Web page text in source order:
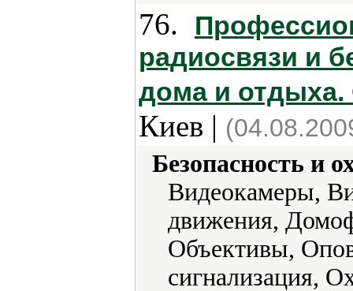
76.
радиосвязи и
дома и отдыха.
Киев |
Безопасность и
Видеокамеры,
движения,
Объективы,
сигнализация,